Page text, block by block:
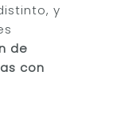
y
de
con